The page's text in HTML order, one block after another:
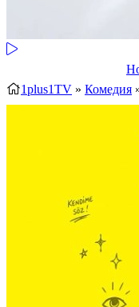
1plus1TV » Комедия